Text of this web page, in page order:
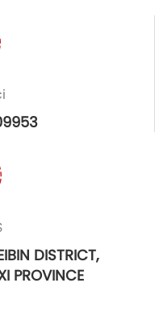
DISTRICT,
PROVINCE